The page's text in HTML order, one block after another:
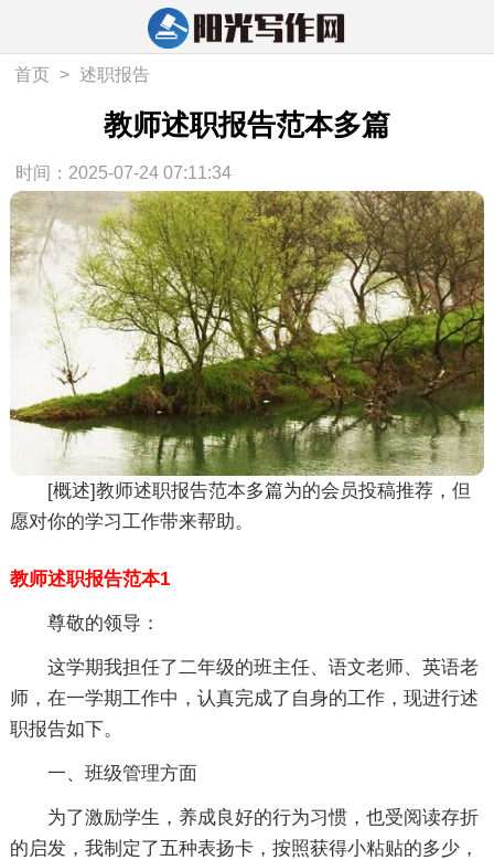
首页 > 述职报告
教师述职报告范本多篇
时间：2025-07-24 07:11:34
[概述]教师述职报告范本多篇为的会员投稿推荐，但
愿对你的学习工作带来帮助。
教师述职报告范本1
尊敬的领导：
这学期我担任了二年级的班主任、语文老师、英语老
师，在一学期工作中，认真完成了自身的工作，现进行述
职报告如下。
一、班级管理方面
为了激励学生，养成良好的行为习惯，也受阅读存折
的启发，我制定了五种表扬卡，按照获得小粘贴的多少，